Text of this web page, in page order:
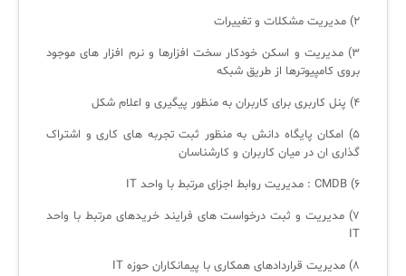
۲) مدیریت مشکلات و تغییرات
۳) مدیریت و اسکن خودکار سخت افزارها و نرم افزار های موجود
بروی کامپیوترها از طریق شبکه
۴) پنل کاربری برای کاربران به منظور پیگیری و اعلام شکل
۵) امکان پایگاه دانش به منظور ثبت تجربه های کاری و اشتراک
گذاری ان در میان کاربران و کارشناسان
۶) CMDB : مدیریت روابط اجزای مرتبط با واحد IT
۷) مدیریت و ثبت درخواست های فرایند خریدهای مرتبط با واحد
IT
۸) مدیریت قراردادهای همکاری با پیمانکاران حوزه IT
✧
سلف سرویس کاربران
سامانه مدیریت دارایی‌ها [Asset Explorer]
سامانه مدیریت پشتیبانی مشتریان
◉
ManageEngine Malware Protection Plus